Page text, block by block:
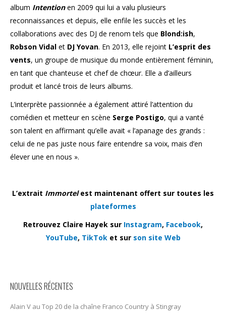
album Intentionen 2009 qui lui a valu plusieurs
reconnaissances et depuis, elle enfile les succès et les
collaborations avec des DJ de renom tels que Blond:ish,
Robson Vidal et DJ Yovan. En 2013, elle rejoint L’esprit des
vents, un groupe de musique du monde entièrement féminin,
en tant que chanteuse et chef de chœur. Elle a d’ailleurs
produit et lancé trois de leurs albums.
L’interprète passionnée a également attiré l’attention du
comédien et metteur en scène Serge Postigo, qui a vanté
son talent en affirmant qu’elle avait « l’apanage des grands :
celui de ne pas juste nous faire entendre sa voix, mais d’en
élever une en nous ».
L’extrait Immortelest maintenant offert sur toutes les
plateformes
Retrouvez Claire Hayek sur Instagram, Facebook,
YouTube, TikTok et sur son site Web
NOUVELLES RÉCENTES
Alain V au Top 20 de la chaîne Franco Country à Stingray